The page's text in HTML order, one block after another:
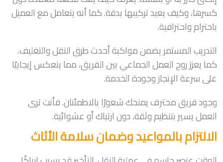
كسرها، وكيف يعيد تركيبها بدقة. كما أنه يتعامل مع العميل
باحترام واحترافية.
التدريب المستمر يضمن مواكبة أحدث طرق النقل والتغليف.
كما يعزز روح العمل الجماعي بين الفريق، مما ينعكس إيجابيًا
على سرعة الإنجاز وجودة الخدمة.
وجود فريق محترف يمنحك شعورًا بالاطمئنان. فأنت ترى
العمل يسير بتنظيم وثقة، دون ارتباك أو عشوائية.
الالتزام بالمواعيد وضمان سلامة الأثاث